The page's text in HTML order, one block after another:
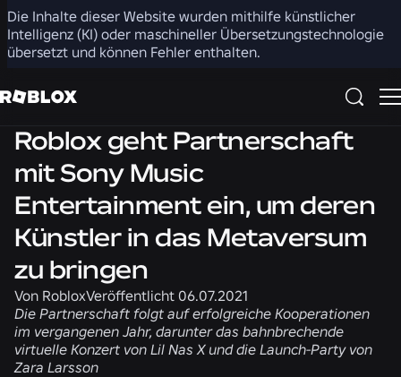
Die Inhalte dieser Website wurden mithilfe künstlicher
Intelligenz (KI) oder maschineller Übersetzungstechnologie
übersetzt und können Fehler enthalten.
Teilen
Roblox geht Partnerschaft
mit Sony Music
Entertainment ein, um deren
Künstler in das Metaversum
zu bringen
Von RobloxVeröffentlicht 06.07.2021
Die Partnerschaft folgt auf erfolgreiche Kooperationen
im vergangenen Jahr, darunter das bahnbrechende
virtuelle Konzert von Lil Nas X und die Launch-Party von
Zara Larsson